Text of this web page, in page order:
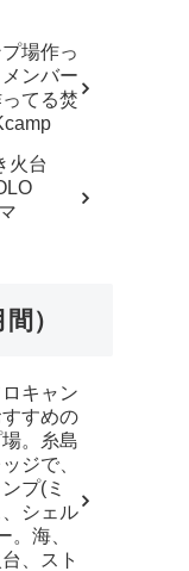
場作っ
ンバー
てる焚
火台
）
キャン
すめの
。糸島
ジで、
プ(ミ
シェル
。海、
、スト